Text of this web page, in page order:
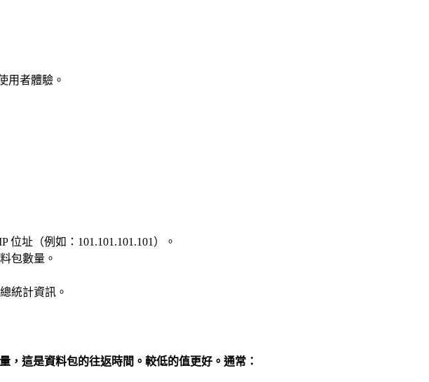
用者體驗。
位址（例如：101.101.101.101）。
包數量。
統計資訊。
，這是資料包的往返時間。較低的值更好。通常：